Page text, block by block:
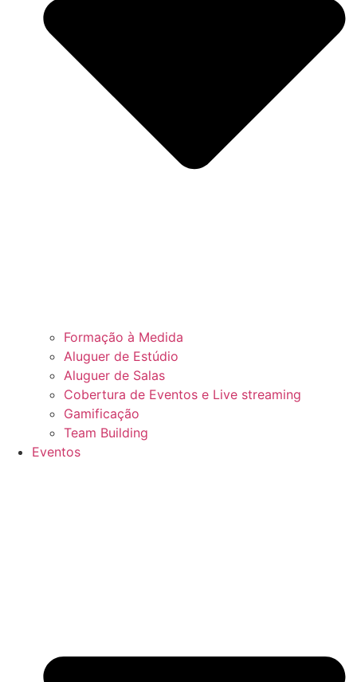
Formação à Medida
Aluguer de Estúdio
Aluguer de Salas
Cobertura de Eventos e Live streaming
Gamificação
Team Building
Eventos